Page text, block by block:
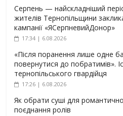
Серпень — найскладніший
жителів Тернопільщини
кампанії «ЯСерпневийДонор»
17:34 | 6.08.2026
«Після поранення лише одне
повернутися до побратимів».
тернопільського гвардійця
17:26 | 6.08.2026
Як обрати суші для
поєднання ролів